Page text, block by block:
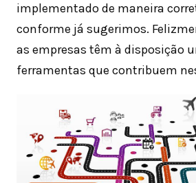
implementado de maneira
conforme já sugerimos.
as empresas têm à disposição
ferramentas que contribuem